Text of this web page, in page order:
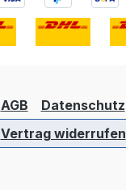
AGB Datenschutz
Vertrag widerrufen